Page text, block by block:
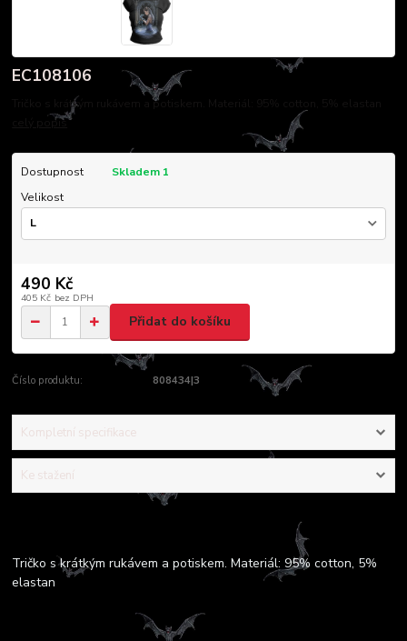
EC108106
Tričko s krátkým rukávem a potiskem. Materiál: 95% cotton, 5% elastan
celý popis
Dostupnost
Skladem 1
Velikost
490 Kč
405 Kč bez DPH
Přidat do košíku
Číslo produktu: 808434|3
Kompletní specifikace
Ke stažení
Tričko s krátkým rukávem a potiskem. Materiál: 95% cotton, 5%
elastan